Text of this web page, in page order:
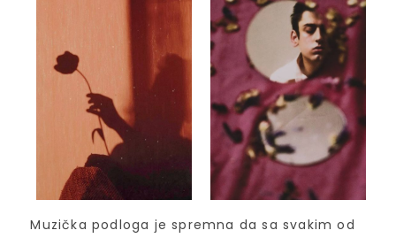
Muzička podloga je spremna da sa svakim od